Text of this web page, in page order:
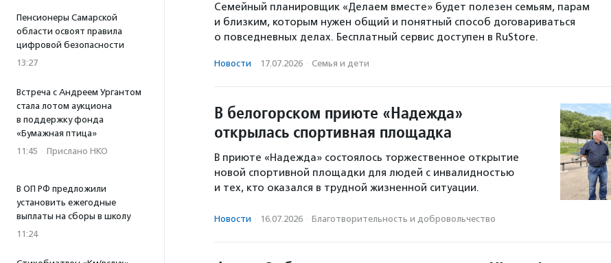
Пенсионеры Самарской
области освоят правила
цифровой безопасности
13:27
Встреча с Андреем Ургантом
стала лотом аукциона
в поддержку фонда
«Бумажная птица»
11:45 · Прислано НКО
В ОП РФ предложили
установить ежегодные
выплаты на сборы в школу
11:24
Семейный планировщик «Делаем вместе» будет полезен семьям, парам
и близким, которым нужен общий и понятный способ договариваться
о повседневных делах. Бесплатный сервис доступен в RuStore.
Новости · 17.07.2026 · Семья и дети
В белогорском приюте «Надежда»
открылась спортивная площадка
В приюте «Надежда» состоялось торжественное открытие
новой спортивной площадки для людей с инвалидностью
и тех, кто оказался в трудной жизненной ситуации.
Новости · 16.07.2026 · Благотвори­тель­ность и доброволь­чест­во